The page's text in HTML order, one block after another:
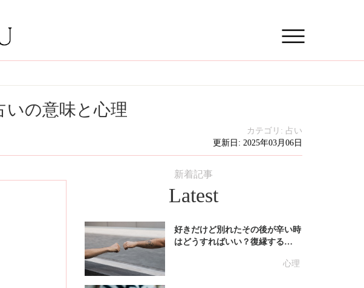
いの意味と心理
カテゴリ: 占い
更新日: 2025年03月06日
新着記事
Latest
心理
好きだけど別れたその後が辛い時
はどうすればいい？復縁する…